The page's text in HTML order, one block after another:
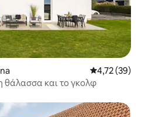
Μέση
4,72 (39)
θάλασσα και το γκολφ